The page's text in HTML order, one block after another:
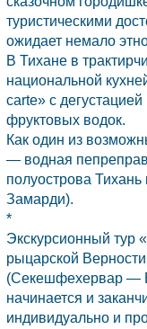
туристическими
ожидает немало
В Тихане в
национальной
carte» с
фруктовых водок.
Как один из
— водная
полуострова Тихань
Замарди).
*
Экскурсионный
рыцарской
(Секешфехервар —
начинается и
индивидуально и